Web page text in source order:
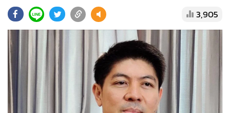
• CbizReview
Cyber BIZ
•
ผู้จัดกวน
Good health & Well-being
•
Green Innovation & SD
•
Management & HR
•
3,905